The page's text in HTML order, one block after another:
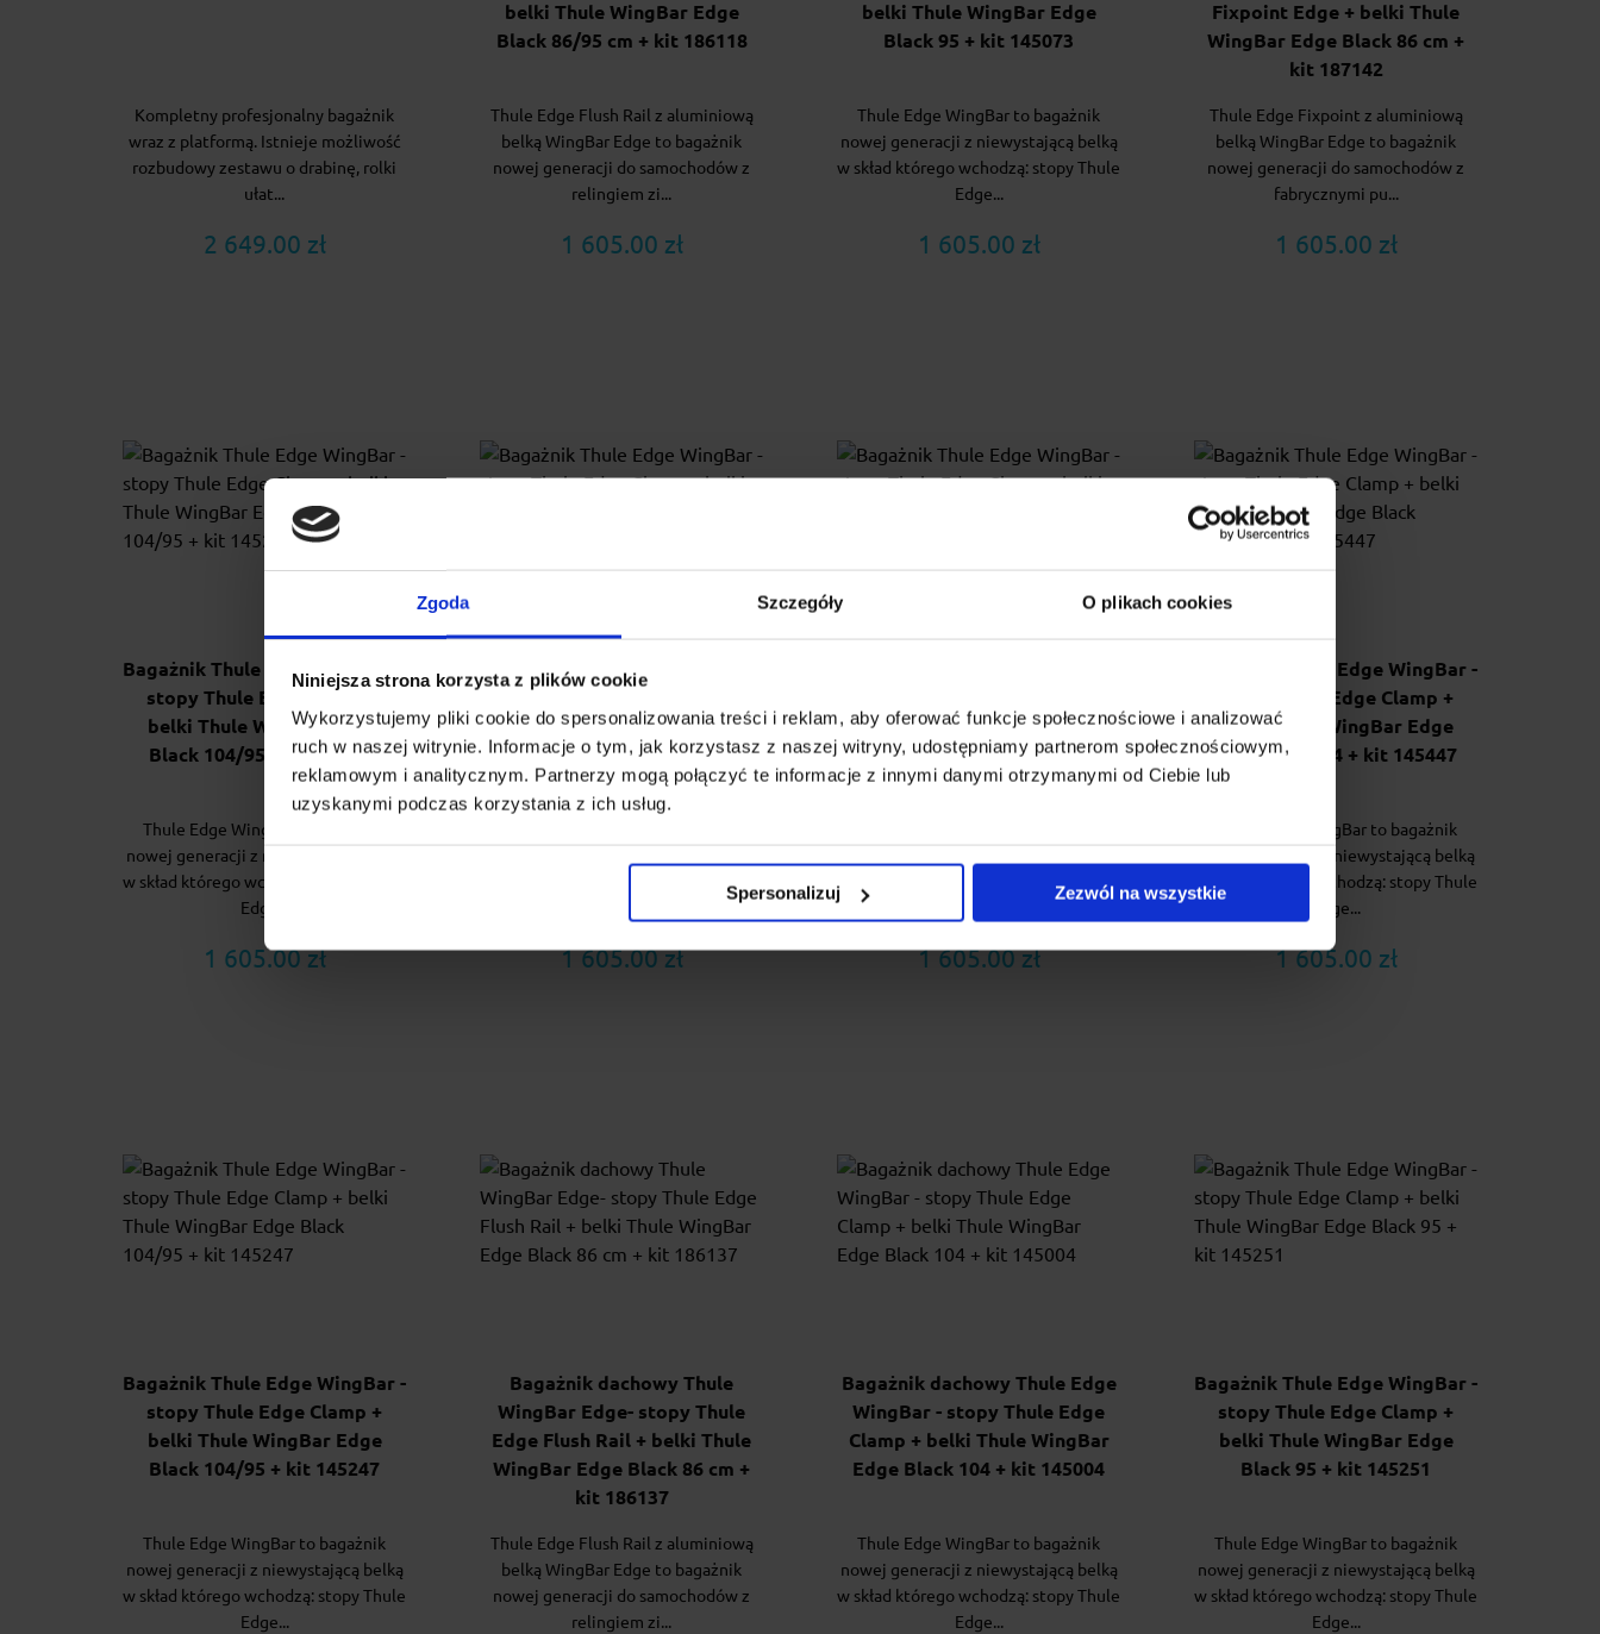
Zgoda Szczegóły O plikach cookies
Niniejsza strona korzysta z plików cookie
Wykorzystujemy pliki cookie do spersonalizowania treści i reklam, aby oferować funkcje społecznościowe i analizować
ruch w naszej witrynie. Informacje o tym, jak korzystasz z naszej witryny, udostępniamy partnerom społecznościowym,
reklamowym i analitycznym. Partnerzy mogą połączyć te informacje z innymi danymi otrzymanymi od Ciebie lub
uzyskanymi podczas korzystania z ich usług.
Spersonalizuj Zezwól na wszystkie
Kompletny profesjonalny bagażnik
wraz z platformą. Istnieje możliwość
rozbudowy zestawu o drabinę, rolki
ułat...
2 649.00 zł
belki Thule WingBar Edge
Black 86/95 cm + kit 186118
Thule Edge Flush Rail z aluminiową
belką WingBar Edge to bagażnik
nowej generacji do samochodów z
relingiem zi...
1 605.00 zł
belki Thule WingBar Edge
Black 95 + kit 145073
Thule Edge WingBar to bagażnik
nowej generacji z niewystającą belką
w skład którego wchodzą: stopy Thule
Edge...
1 605.00 zł
Fixpoint Edge + belki Thule
WingBar Edge Black 86 cm +
kit 187142
Thule Edge Fixpoint z aluminiową
belką WingBar Edge to bagażnik
nowej generacji do samochodów z
fabrycznymi pu...
1 605.00 zł
Bagażnik Thule Edge WingBar -
stopy Thule Edge Clamp +
belki Thule WingBar Edge
Black 104/95 + kit 145292
Thule Edge WingBar to bagażnik
nowej generacji z niewystającą belką
w skład którego wchodzą: stopy Thule
Edge...
1 605.00 zł
Bagażnik Thule Edge WingBar -
stopy Thule Edge Clamp +
belki Thule WingBar Edge
Black 104/95 + kit 145056
w skład którego wchodzą: stopy Thule
1 605.00 zł
belki Thule WingBar Edge
Black 104/95 + kit 145127
w skład którego wchodzą: stopy Thule
1 605.00 zł
Bagażnik Thule Edge WingBar -
stopy Thule Edge Clamp +
belki Thule WingBar Edge
Black 113/104 + kit 145447
Thule Edge WingBar to bagażnik
nowej generacji z niewystającą belką
w skład którego wchodzą: stopy Thule
Edge...
1 605.00 zł
Bagażnik Thule Edge WingBar -
stopy Thule Edge Clamp +
belki Thule WingBar Edge
Black 104/95 + kit 145247
Thule Edge WingBar to bagażnik
nowej generacji z niewystającą belką
w skład którego wchodzą: stopy Thule
Edge...
Bagażnik dachowy Thule
WingBar Edge- stopy Thule
Edge Flush Rail + belki Thule
WingBar Edge Black 86 cm +
kit 186137
Thule Edge Flush Rail z aluminiową
belką WingBar Edge to bagażnik
nowej generacji do samochodów z
relingiem zi...
Bagażnik dachowy Thule Edge
WingBar - stopy Thule Edge
Clamp + belki Thule WingBar
Edge Black 104 + kit 145004
Thule Edge WingBar to bagażnik
nowej generacji z niewystającą belką
w skład którego wchodzą: stopy Thule
Edge...
Bagażnik Thule Edge WingBar -
stopy Thule Edge Clamp +
belki Thule WingBar Edge
Black 95 + kit 145251
Thule Edge WingBar to bagażnik
nowej generacji z niewystającą belką
w skład którego wchodzą: stopy Thule
Edge...